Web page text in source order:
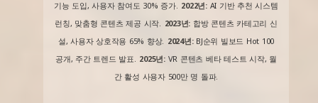
기능 도입, 사용자 참여도 30% 증가. 2022년:AI 기반 추천 시스템
런칭, 맞춤형 콘텐츠 제공 시작. 2023년: 합방 콘텐츠 카테고리 신
설, 사용자 상호작용 65% 향상. 2024년:BJ순위 빌보드 Hot 100
공개, 주간 트렌드 발표. 2025년:VR 콘텐츠 베타 테스트 시작, 월
간 활성 사용자 500만 명 돌파.